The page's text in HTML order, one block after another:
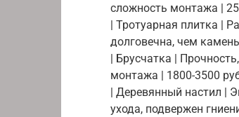
сложность монтажа |
| Тротуарная плитка |
долговечна, чем камень
| Брусчатка |
монтажа | 1800-3500
| Деревянный настил |
ухода, подвержен